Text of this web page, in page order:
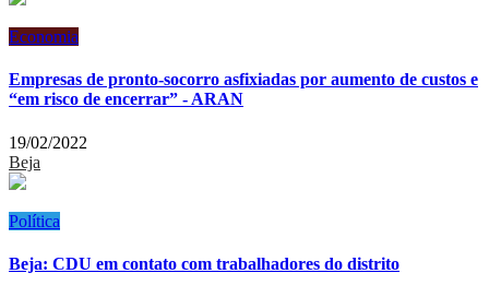
Economia
Empresas de pronto-socorro asfixiadas por aumento de custos e
“em risco de encerrar” - ARAN
19/02/2022
Beja
Política
Beja: CDU em contato com trabalhadores do distrito